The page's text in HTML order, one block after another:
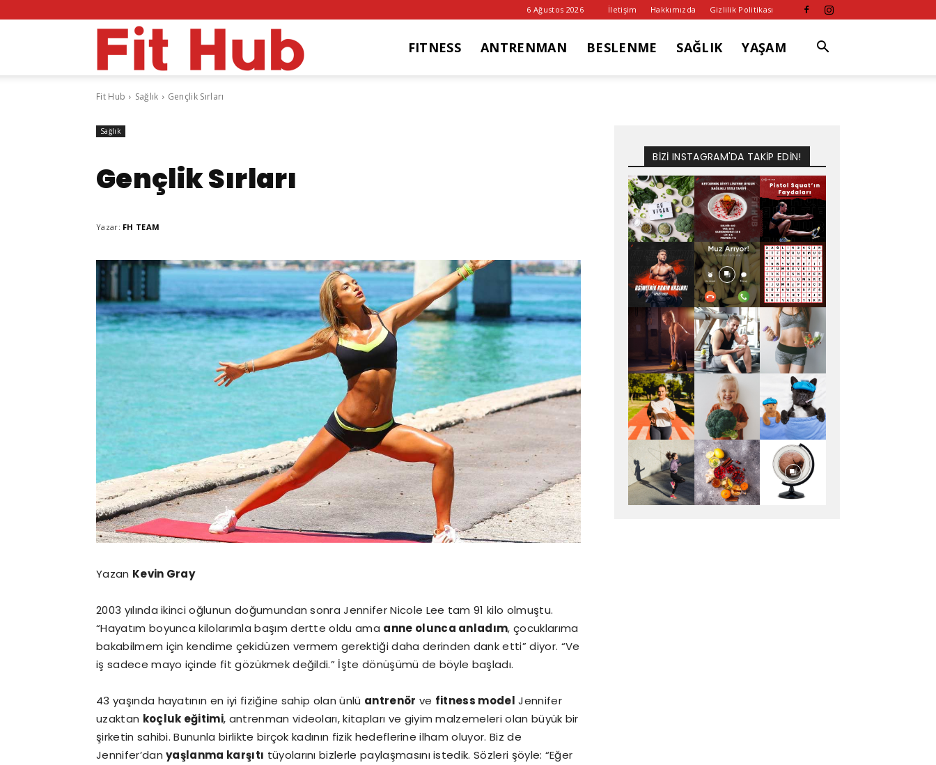
6 Ağustos 2026 İletişim Hakkımızda Gizlilik Politikası
FITNESS ANTRENMAN BESLENME SAĞLIK YAŞAM
Fit Hub Sağlık Gençlik Sırları
Sağlık
Gençlik Sırları
Yazar: FH TEAM
Yazan Kevin Gray
2003 yılında ikinci oğlunun doğumundan sonra Jennifer Nicole Lee tam 91 kilo olmuştu.
“Hayatım boyunca kilolarımla başım dertte oldu ama anne olunca anladım, çocuklarıma
bakabilmem için kendime çekidüzen vermem gerektiği daha derinden dank etti” diyor. “Ve
iş sadece mayo içinde fit gözükmek değildi.” İşte dönüşümü de böyle başladı.
43 yaşında hayatının en iyi fiziğine sahip olan ünlü antrenör ve fitness model Jennifer
uzaktan koçluk eğitimi, antrenman videoları, kitapları ve giyim malzemeleri olan büyük bir
şirketin sahibi. Bununla birlikte birçok kadının fizik hedeflerine ilham oluyor. Biz de
Jennifer’danyaşlanma karşıtı tüyolarını bizlerle paylaşmasını istedik. Sözleri şöyle: “Eğer
BİZİ INSTAGRAM'DA TAKİP EDİN!